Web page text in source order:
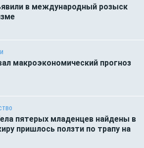
в международный розыск
макроэкономический прогноз
пятерых младенцев найдены в
пришлось ползти по трапу на